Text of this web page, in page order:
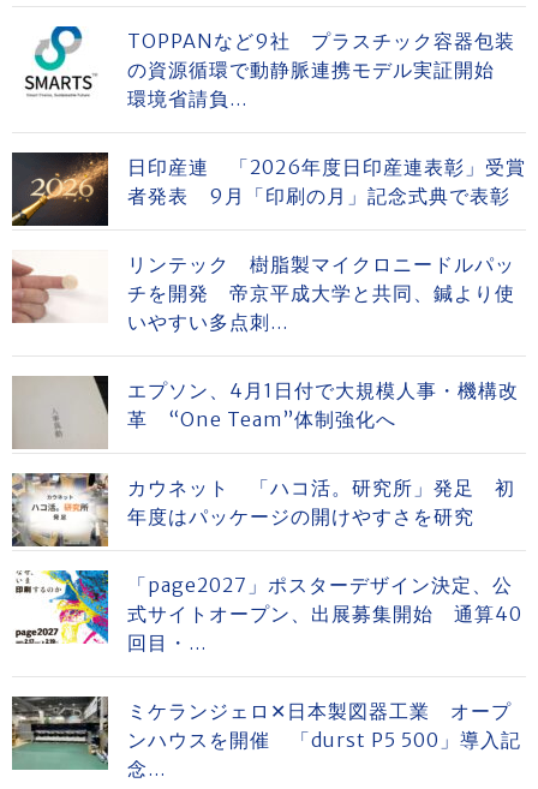
TOPPANなど9社 プラスチック容器包装
の資源循環で動静脈連携モデル実証開始
環境省請負...
日印産連 「2026年度日印産連表彰」受賞
者発表 9月「印刷の月」記念式典で表彰
リンテック 樹脂製マイクロニードルパッ
チを開発 帝京平成大学と共同、鍼より使
いやすい多点刺...
エプソン、4月1日付で大規模人事・機構改
革 “One Team”体制強化へ
カウネット 「ハコ活。研究所」発足 初
年度はパッケージの開けやすさを研究
「page2027」ポスターデザイン決定、公
式サイトオープン、出展募集開始 通算40
回目・...
ミケランジェロ✕日本製図器工業 オープ
ンハウスを開催 「durst P5 500」導入記
念...